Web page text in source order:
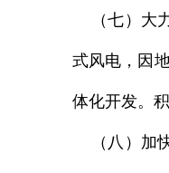
（七）大
式风电，因
体化开发。
（八）加